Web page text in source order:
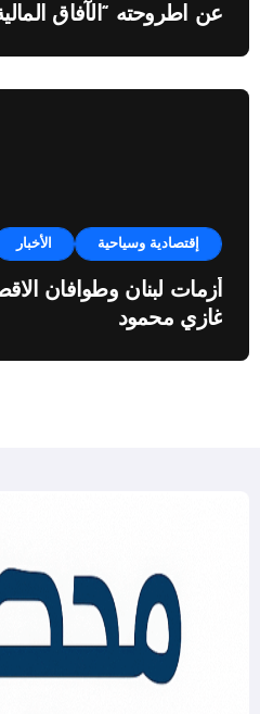
عن اطروحته “الآفاق
إقتصادية وسياحية الأخبار
أزمات لبنان وطوافان
غازي محمود